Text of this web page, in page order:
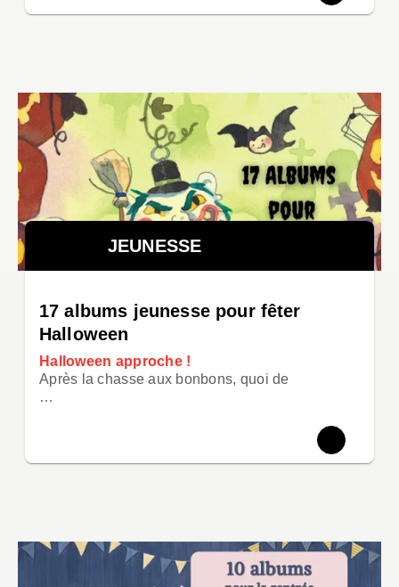
JEUNESSE
17 albums jeunesse pour fêter
Halloween
Halloween approche !
Après la chasse aux bonbons, quoi de
…